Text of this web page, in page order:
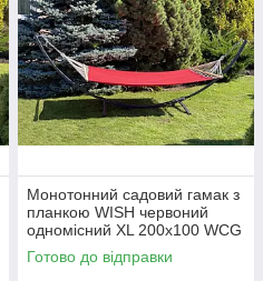
Монотонний садовий гамак з
планкою WISH червоний
одномісний XL 200х100 WCG
Shopik
Готово до відправки